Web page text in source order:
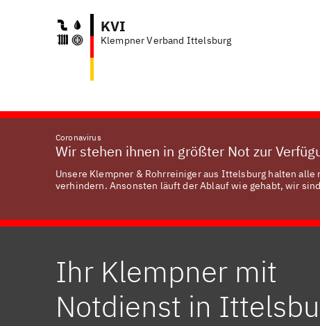
KVI
Klempner Verband Ittelsburg
Coronavirus
Wir stehen ihnen in größter Not zur
Unsere Klempner & Rohrreiniger aus Ittelsburg halten
verhindern. Ansonsten läuft der Ablauf wie gehabt, wir
Ihr Klempner mit
Notdienst in